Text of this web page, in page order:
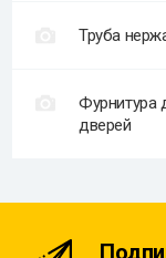
Труба
Фурнитура
дверей